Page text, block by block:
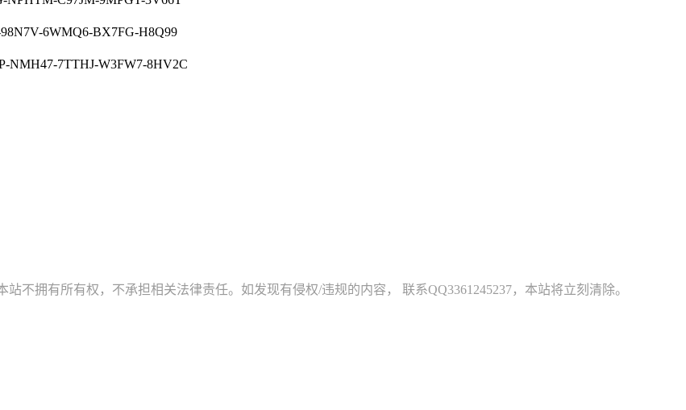
6WMQ6-BX7FG-H8Q99
NMH47-7TTHJ-W3FW7-8HV2C
不拥有所有权，不承担相关法律责任。如发现有侵权/违规的内容， 联系QQ3361245237，本站将立刻清除。